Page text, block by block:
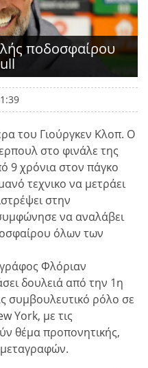
ποδοσφαίρου
του Γιούργκεν Κλοπ. Ο
στο φινάλε της
9 χρόνια στον πάγκο
τεχνικο να μετράει
στην
να αναλάβει
όλων των
Φλόριαν
δουλειά από την 1η
συμβουλευτικό ρόλο σε
York, με τις
θέμα προπονητικής,
μεταγραφών.